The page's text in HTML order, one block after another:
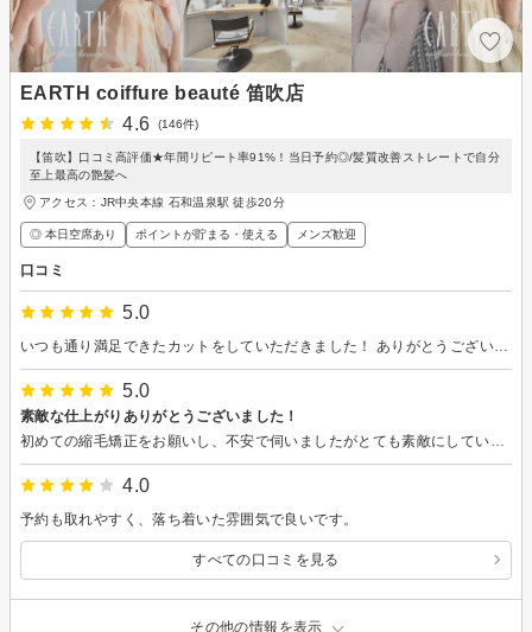
EARTH coiffure beauté 笛吹店
4.6
(146件)
【笛吹】口コミ高評価★年間リピート率91%！当日予約◎/髪質改善ストレートで自分
至上最高の艶髪へ
アクセス：JR中央本線 石和温泉駅 徒歩20分
◎ 本日空席あり ポイントが貯まる・使える メンズ歓迎
口コミ
5.0
いつも通り満足できたカットをしていただきました！ ありがとうございました。
5.0
素敵な仕上がりありがとうございました！
4.0
予約も取れやすく、落ち着いた雰囲気で良いです。
すべての口コミを見る
その他の情報を表示